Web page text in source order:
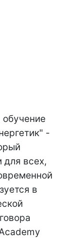
обучение
-
для всех,
в